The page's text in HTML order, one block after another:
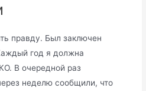
правду. Был заключен
год я должна
В очередной раз
неделю сообщили, что